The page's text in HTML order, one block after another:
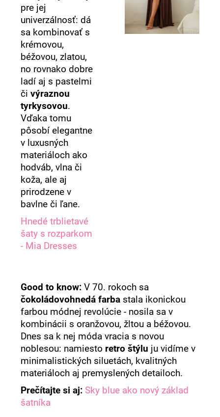
pre jej
univerzálnosť: dá
sa kombinovať s
krémovou,
béžovou, zlatou,
no rovnako dobre
ladí aj s pastelmi
či výraznou
tyrkysovou.
Vďaka tomu
pôsobí elegantne
v luxusných
materiáloch ako
hodváb, vlna či
koža, ale aj
prirodzene v
bavlne či ľane.
Hnedé trblietavé
šaty s rozparkom
- Mia Dresses
Good to know: V 70. rokoch sa
čokoládovohnedá farba stala ikonickou
farbou módnej revolúcie - nosila sa v
kombinácii s oranžovou, žltou a béžovou.
Dnes sa k nej móda vracia s novou
noblesou: namiesto retro štýlu ju vidíme v
minimalistických siluetách, kvalitných
materiáloch aj premyslených detailoch.
Prečítajte si aj:Sky blue ako nový základ
šatníka